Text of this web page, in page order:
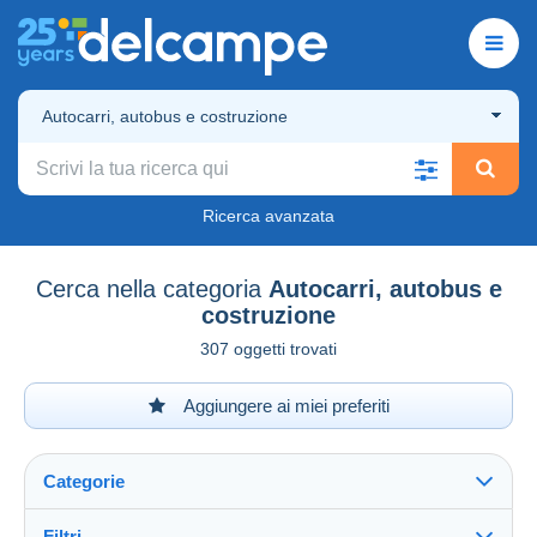
Autocarri, autobus e costruzione
Ricerca avanzata
Cerca nella categoria Autocarri, autobus e
costruzione
307 oggetti trovati
Aggiungere ai miei preferiti
Categorie